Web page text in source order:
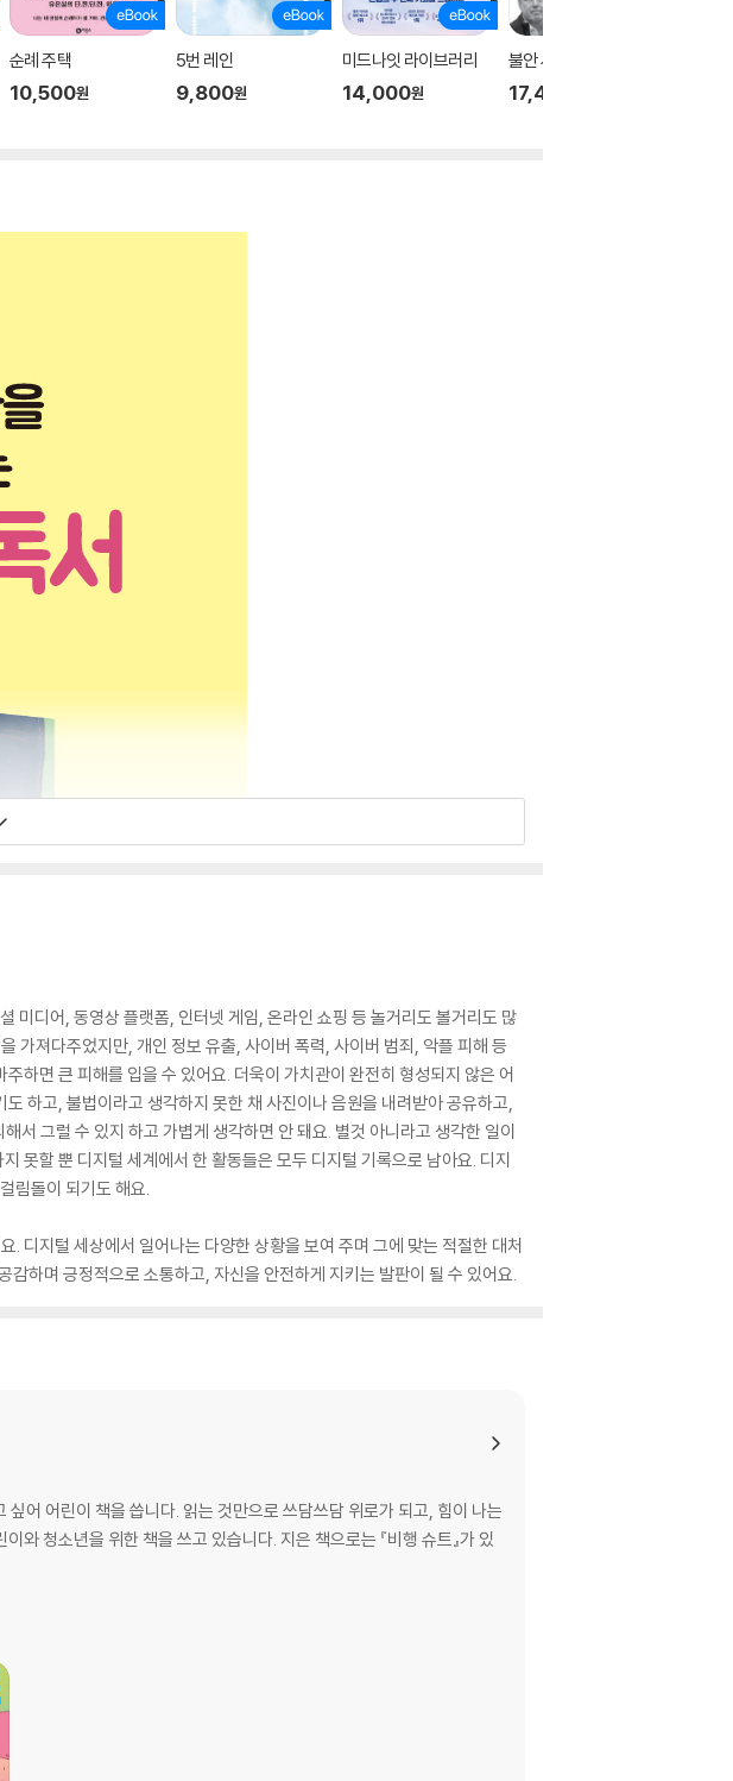
순례 주택
10,500원
5번 레인
9,800원
미드나잇 라이브러리
14,000원
불안 세대
17,400
미디어, 동영상 플랫폼, 인터넷 게임, 온라인 쇼핑 등 놀거리도 볼거리도 많
가져다주었지만, 개인 정보 유출, 사이버 폭력, 사이버 범죄, 악플 피해 등
하면 큰 피해를 입을 수 있어요. 더욱이 가치관이 완전히 형성되지 않은 어
하고, 불법이라고 생각하지 못한 채 사진이나 음원을 내려받아 공유하고,
서 그럴 수 있지 하고 가볍게 생각하면 안 돼요. 별것 아니라고 생각한 일이
못할 뿐 디지털 세계에서 한 활동들은 모두 디지털 기록으로 남아요. 디지
림돌이 되기도 해요.
디지털 세상에서 일어나는 다양한 상황을 보여 주며 그에 맞는 적절한 대처
하며 긍정적으로 소통하고, 자신을 안전하게 지키는 발판이 될 수 있어요.
어 어린이 책을 씁니다. 읽는 것만으로 쓰담쓰담 위로가 되고, 힘이 나는
청소년을 위한 책을 쓰고 있습니다. 지은 책으로는 『비행 슈트』가 있